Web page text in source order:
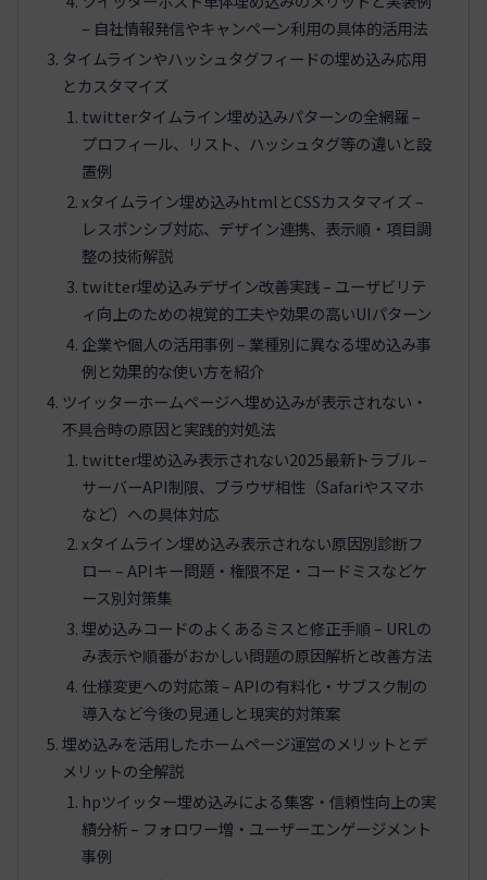
– 自社情報発信やキャンペーン利用の具体的活用法
タイムラインやハッシュタグフィードの埋め込み応用
とカスタマイズ
twitterタイムライン埋め込みパターンの全網羅 –
プロフィール、リスト、ハッシュタグ等の違いと設
置例
xタイムライン埋め込みhtmlとCSSカスタマイズ –
レスポンシブ対応、デザイン連携、表示順・項目調
整の技術解説
twitter埋め込みデザイン改善実践 – ユーザビリテ
ィ向上のための視覚的工夫や効果の高いUIパターン
企業や個人の活用事例 – 業種別に異なる埋め込み事
例と効果的な使い方を紹介
ツイッターホームページへ埋め込みが表示されない・
不具合時の原因と実践的対処法
twitter埋め込み表示されない2025最新トラブル –
サーバーAPI制限、ブラウザ相性（Safariやスマホ
など）への具体対応
xタイムライン埋め込み表示されない原因別診断フ
ロー – APIキー問題・権限不足・コードミスなどケ
ース別対策集
埋め込みコードのよくあるミスと修正手順 – URLの
み表示や順番がおかしい問題の原因解析と改善方法
仕様変更への対応策 – APIの有料化・サブスク制の
導入など今後の見通しと現実的対策案
埋め込みを活用したホームページ運営のメリットとデ
メリットの全解説
hpツイッター埋め込みによる集客・信頼性向上の実
績分析 – フォロワー増・ユーザーエンゲージメント
事例